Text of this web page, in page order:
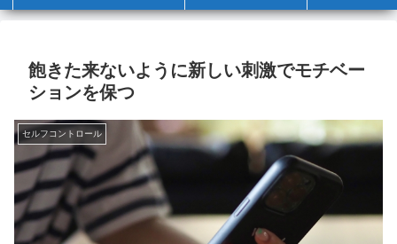
飽きた来ないように新しい刺激でモチベー
ションを保つ
セルフコントロール